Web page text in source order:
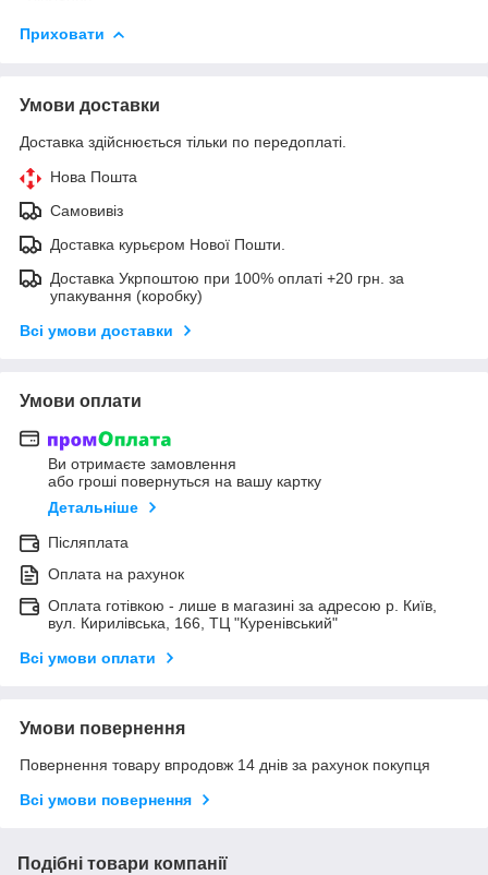
Приховати
Умови доставки
Доставка здійснюється тільки по передоплаті.
Нова Пошта
Самовивіз
Доставка курьєром Нової Пошти.
Доставка Укрпоштою при 100% оплаті +20 грн. за
упакування (коробку)
Всі умови доставки
Умови оплати
Ви отримаєте замовлення
або гроші повернуться на вашу картку
Детальніше
Післяплата
Оплата на рахунок
Оплата готівкою - лише в магазині за адресою р. Київ,
вул. Кирилівська, 166, ТЦ "Куренівський"
Всі умови оплати
Умови повернення
Повернення товару впродовж 14 днів за рахунок покупця
Всі умови повернення
Подібні товари компанії